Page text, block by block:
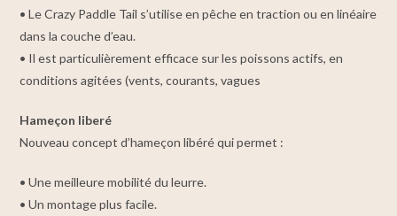
• Le Crazy Paddle Tail s’utilise en pêche en traction ou en linéaire
dans la couche d’eau.
• Il est particulièrement efficace sur les poissons actifs, en
conditions agitées (vents, courants, vagues
Hameçon liberé
Nouveau concept d’hameçon libéré qui permet :
• Une meilleure mobilité du leurre.
• Un montage plus facile.